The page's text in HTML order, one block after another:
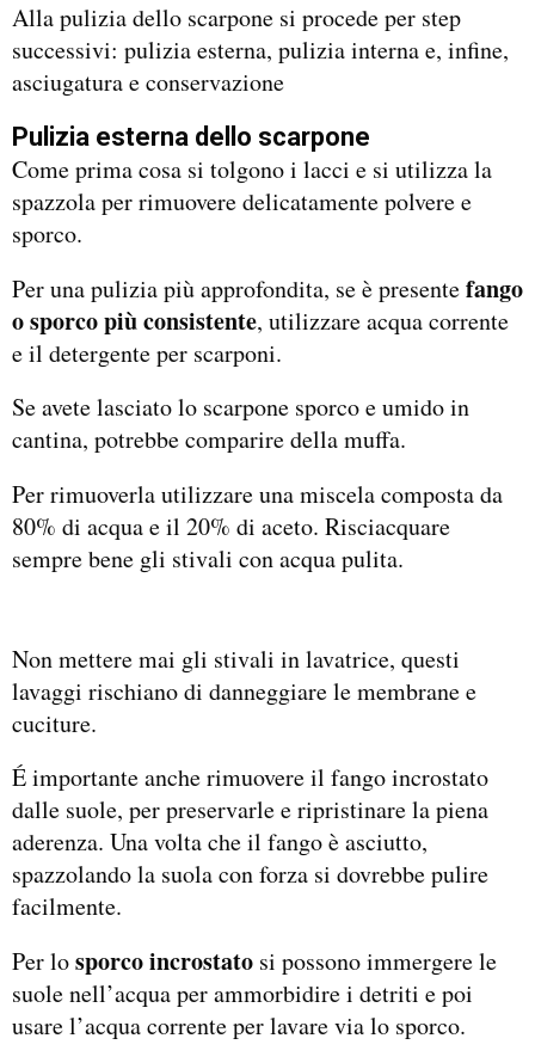
Alla pulizia dello scarpone si procede per step
successivi: pulizia esterna, pulizia interna e, infine,
asciugatura e conservazione
Pulizia esterna dello scarpone
Come prima cosa si tolgono i lacci e si utilizza la
spazzola per rimuovere delicatamente polvere e
sporco.
Per una pulizia più approfondita, se è presentefango
o sporco più consistente, utilizzare acqua corrente
e il detergente per scarponi.
Se avete lasciato lo scarpone sporco e umido in
cantina, potrebbe comparire della muffa.
Per rimuoverla utilizzare una miscela composta da
80% di acqua e il 20% di aceto. Risciacquare
sempre bene gli stivali con acqua pulita.
Non mettere mai gli stivali in lavatrice, questi
lavaggi rischiano di danneggiare le membrane e
cuciture.
É importante anche rimuovere il fango incrostato
dalle suole, per preservarle e ripristinare la piena
aderenza. Una volta che il fango è asciutto,
spazzolando la suola con forza si dovrebbe pulire
facilmente.
Per losporco incrostato si possono immergere le
suole nell’acqua per ammorbidire i detriti e poi
usare l’acqua corrente per lavare via lo sporco.